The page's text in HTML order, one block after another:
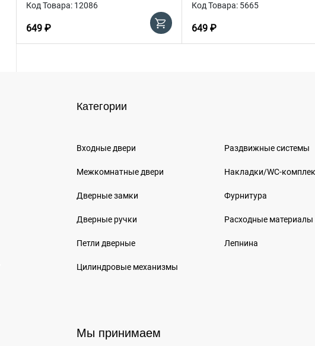
Код Товара: 12086
649 ₽
Код Товара: 5665
649 ₽
Категории
Входные двери
Межкомнатные двери
Дверные замки
Дверные ручки
Петли дверные
Цилиндровые механизмы
Раздвижные системы
Накладки/WC-
Фурнитура
Расходные материалы
Лепнина
Мы принимаем